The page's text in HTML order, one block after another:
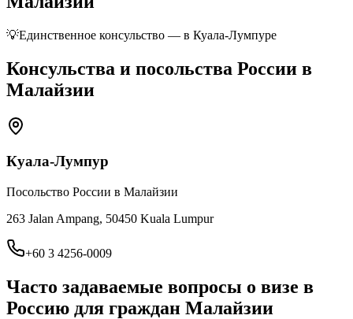
💡Единственное консульство — в Куала-Лумпуре
Консульства и посольства России в
Малайзии
Куала-Лумпур
Посольство России в Малайзии
263 Jalan Ampang, 50450 Kuala Lumpur
+60 3 4256-0009
Часто задаваемые вопросы о визе в
Россию для граждан Малайзии